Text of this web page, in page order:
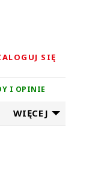
SIĘ
I OPINIE
WIĘCEJ